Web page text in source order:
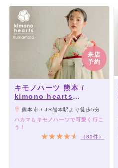
来店
予約
キモノハーツ 熊本 /
kimono hearts
Kumamoto
熊本市 / JR熊本駅より徒歩5分
ハカマもキモノハーツで可愛く行こ
う！
（81件）